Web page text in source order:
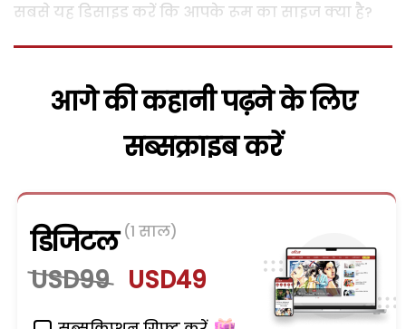
सबसे यह डिसाइड करें कि आपके रूम का साइज क्या है?
आगे की कहानी पढ़ने के लिए
सब्सक्राइब करें
डिजिटल (1 साल)
USD99 USD49